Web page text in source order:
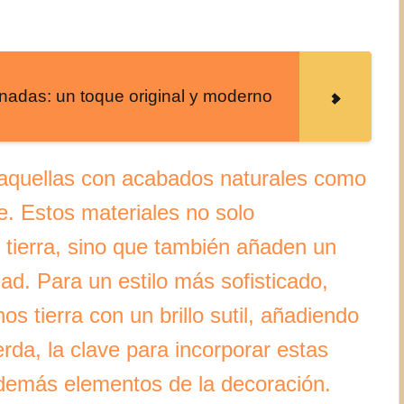
un toque original y moderno
con acabados naturales como
Estos materiales no solo
sino que también añaden un
Para un estilo más sofisticado,
tierra con un brillo sutil, añadiendo
la clave para incorporar estas
elementos de la decoración.